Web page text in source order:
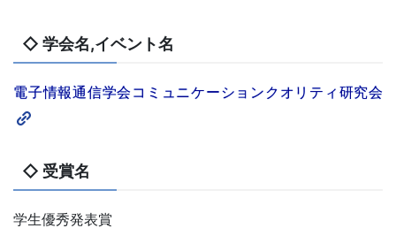
◇ 学会名,イベント名
電子情報通信学会コミュニケーションクオリティ研究会
◇ 受賞名
学生優秀発表賞